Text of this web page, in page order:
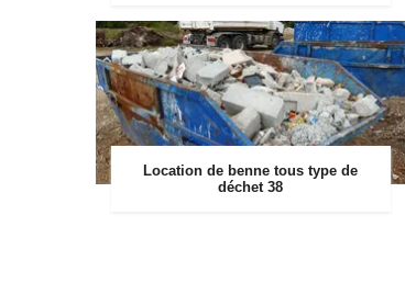
Location de benne tous type de
déchet 38